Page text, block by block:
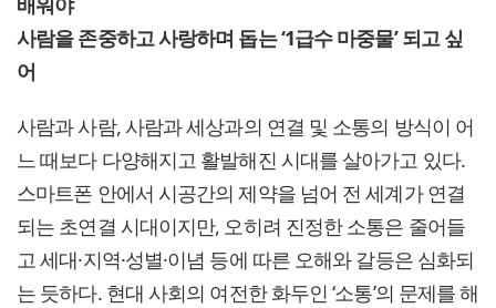
사람을 존중하고 사랑하며 돕는 ‘1급수 마중물’ 되고 싶
어
사람과 사람, 사람과 세상과의 연결 및 소통의 방식이 어
느 때보다 다양해지고 활발해진 시대를 살아가고 있다.
스마트폰 안에서 시공간의 제약을 넘어 전 세계가 연결
되는 초연결 시대이지만, 오히려 진정한 소통은 줄어들
고 세대·지역·성별·이념 등에 따른 오해와 갈등은 심화되
는 듯하다. 현대 사회의 여전한 화두인 ‘소통’의 문제를 해